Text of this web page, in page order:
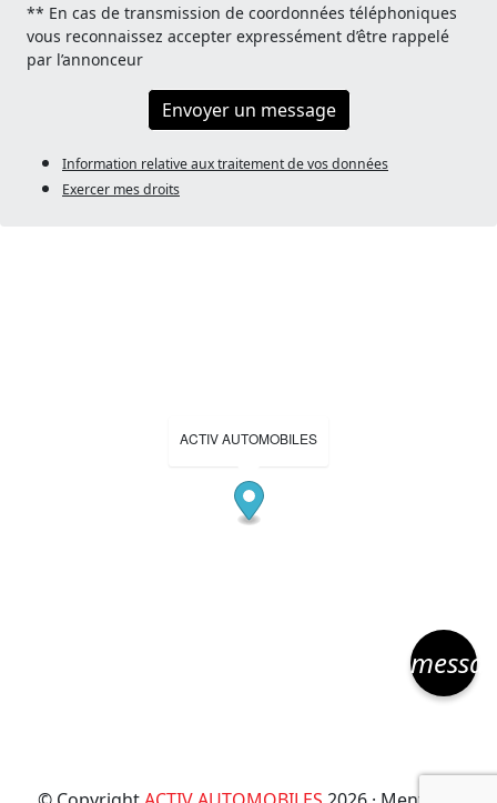
** En cas de transmission de coordonnées téléphoniques
vous reconnaissez accepter expressément d’être rappelé
par l’annonceur
Envoyer un message
Information relative aux traitement de vos données
Exercer mes droits
ACTIV AUTOMOBILES